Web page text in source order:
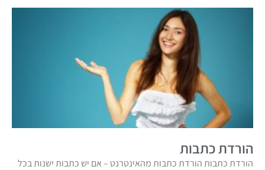
הורדת כתבות
הורדת כתבות הורדת כתבות מהאינטרנט – אם יש כתבות ישנות בכל